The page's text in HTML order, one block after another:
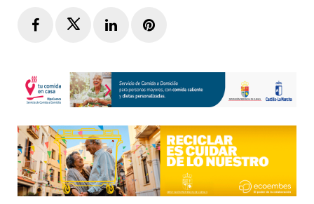
FacebookTwitterLinkedInPinterest